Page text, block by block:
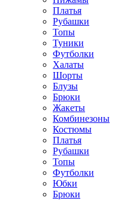
Платья
Рубашки
Топы
Туники
Футболки
Халаты
Шорты
Блузы
Брюки
Жакеты
Комбинезоны
Костюмы
Платья
Рубашки
Топы
Футболки
Юбки
Брюки